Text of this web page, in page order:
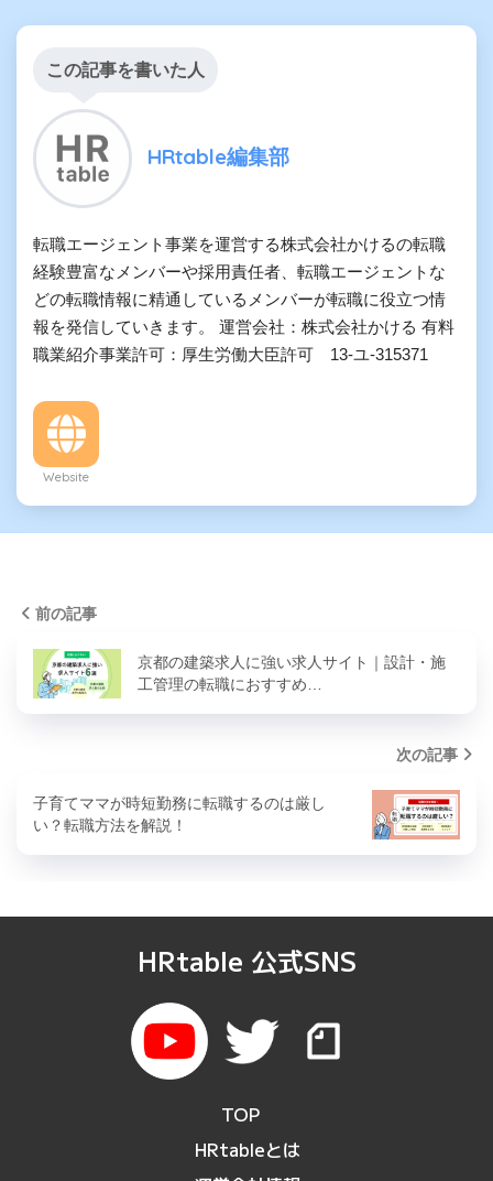
この記事を書いた人
HRtable編集部
転職エージェント事業を運営する株式会社かけるの転職
経験豊富なメンバーや採用責任者、転職エージェントな
どの転職情報に精通しているメンバーが転職に役立つ情
報を発信していきます。 運営会社：株式会社かける 有料
職業紹介事業許可：厚生労働大臣許可 13-ユ-315371
Website
前の記事
京都の建築求人に強い求人サイト｜設計・施
工管理の転職におすすめ…
次の記事
子育てママが時短勤務に転職するのは厳し
い？転職方法を解説！
HRtable 公式SNS
TOP
HRtableとは